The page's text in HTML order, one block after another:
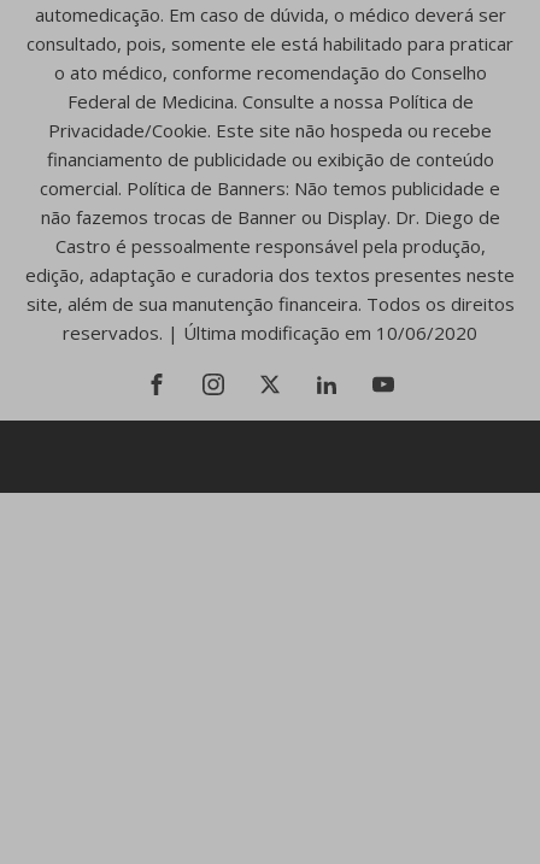
automedicação. Em caso de dúvida, o médico deverá ser
consultado, pois, somente ele está habilitado para praticar
o ato médico, conforme recomendação do Conselho
Federal de Medicina. Consulte a nossa Política de
Privacidade/Cookie. Este site não hospeda ou recebe
financiamento de publicidade ou exibição de conteúdo
comercial. Política de Banners: Não temos publicidade e
não fazemos trocas de Banner ou Display. Dr. Diego de
Castro é pessoalmente responsável pela produção,
edição, adaptação e curadoria dos textos presentes neste
site, além de sua manutenção financeira. Todos os direitos
reservados. | Última modificação em 10/06/2020